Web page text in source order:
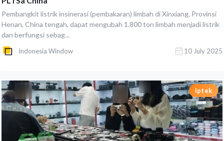
Pembangkit listrik insinerasi (pembakaran) limbah di Xinxiang, Provinsi
Henan, China tengah, dapat mengubah 1.800 ton limbah menjadi listrik
dan berfungsi sebag...
Indonesia Window 10 July 2025
Iptek